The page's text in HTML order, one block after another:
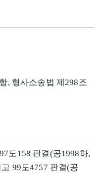
, 형사소송법 제298조
도158 판결(공1998하,
99도4757 판결(공